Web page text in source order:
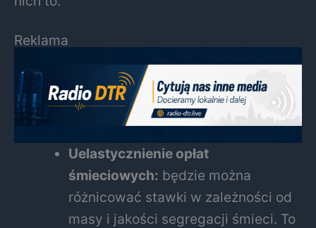
Reklama
Uelastycznienie opłat
śmieciowych: będzie można
różnicować stawki w zależności od
masy i jakości segregacji śmieci. To